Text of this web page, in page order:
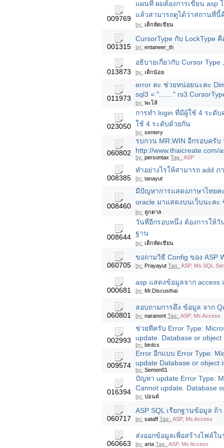
009769
แผนที่ ผมต้องการเขียน asp
แล้วสามารถดูได้ว่าสถานที่นี้
by: เด็กหัดเขียน
001315
CursorType กับ LockType
by: entaneer_th
013873
อธิบายเกี่ยวกับ Cursor
by: เด็กน้อย
011973
error คะ ช่วยหน่อยนะคะ
sql3 = "......."
by: พะโล้
023050
การทำ login ที่มีผู้ใช้ 4 ระดั
ใช้ 4 ระดับด้วยกัน
by: sentery
060802
รบกวน MR.WIN อีกรอบครับ
http://www.thaicreate.com/
by: persontax Tag : ASP
008385
ทำอย่างไรให้สามารถ add
by: tanayut
008460
มีปัญหาการแสดงภาษาไทยค
oracle มาแสดงบนเว็บนะคะ
by: ลูกตาล
008644
วันที่อีกรอบหนึ่ง ต้องการให้วั
ฐาน
by: เด็กหัดเขียน
060705
ขอถามวิธี Config ของ ASP
by: Prayayut Tag : ASP, Ms SQL
000681
asp แสดงข้อมูลจาก
by: Mr.Discusthai
060801
สอบถามการดึง ข้อมูล จาก
by: naranont Tag : ASP, Ms Access
002993
ช่วยทีครับ Error Type:
update. Database or object
by: birdcs
009574
Error อีกแบบ Error Type:
update Database or object
by: Semon01
016394
ปัญหา update Error Type:
Cannot update. Database
by: ปอนด์
060717
ASP SQL เรียกฐานข้อมูล ถ้
by: sataff Tag : ASP, Ms Access
060663
ส่งออกข้อมูลเพื่อสร้างไฟล์ใ
by: arta Tag : ASP, Ms Access